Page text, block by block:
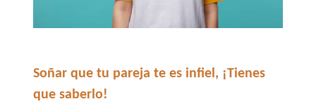
Soñar que tu pareja te es infiel, ¡Tienes
que saberlo!